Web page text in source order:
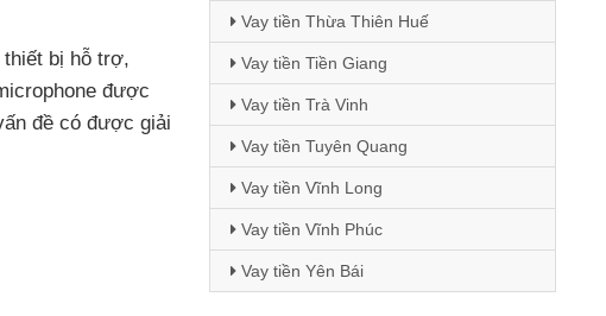
bị hỗ trợ,
được
đề có được giải
Vay tiền Thừa Thiên Huế
Vay tiền Tiền Giang
Vay tiền Trà Vinh
Vay tiền Tuyên Quang
Vay tiền Vĩnh Long
Vay tiền Vĩnh Phúc
Vay tiền Yên Bái